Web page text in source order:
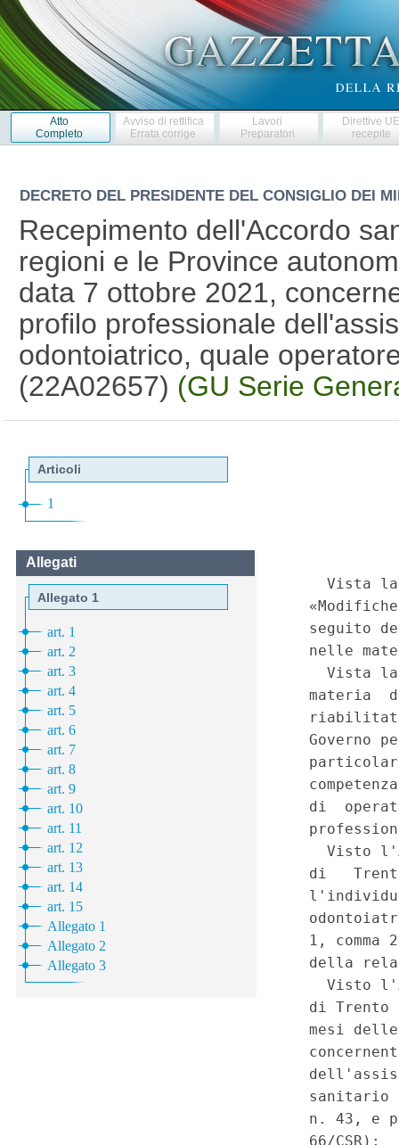
Atto
Completo
Avviso di rettifica
Errata corrige
Lavori
Preparatori
Direttive
recepite
DECRETO DEL PRESIDENTE DEL CONSIGLIO DEI
Recepimento dell'Accordo
regioni e le Province
data 7 ottobre 2021,
profilo professionale
odontoiatrico, quale
(22A02657) (GU Serie